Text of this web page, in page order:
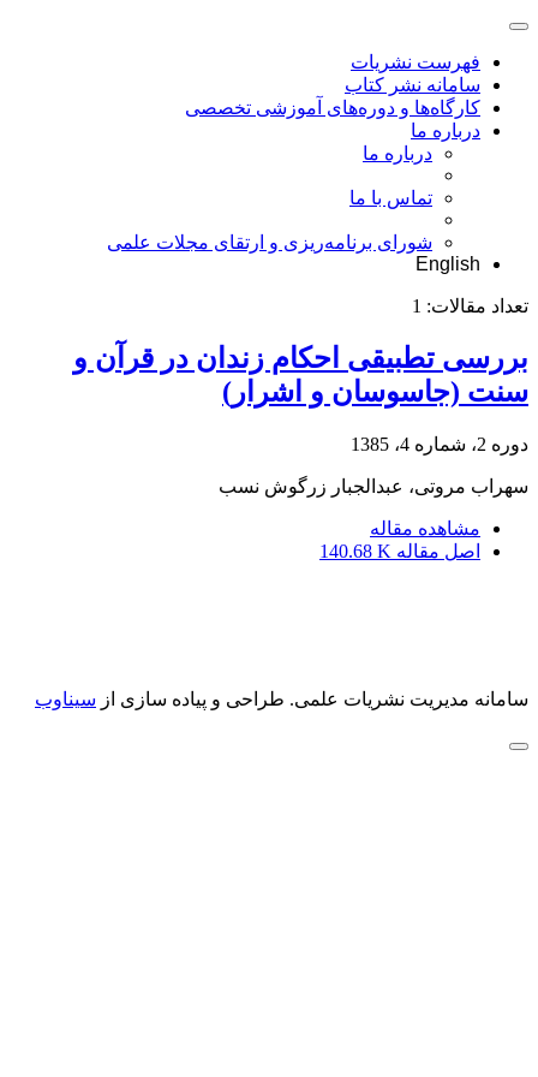
فهرست نشریات
سامانه نشر کتاب
کارگاه‌ها و دوره‌های آموزشی تخصصی
درباره ما
درباره ما
تماس با ما
شورای برنامه‌ریزی و ارتقای مجلات علمی
English
تعداد مقالات: 1
بررسی تطبیقی احکام زندان در قرآن و
سنت (جاسوسان و اشرار)
دوره 2، شماره 4، 1385
سهراب مروتی، عبدالجبار زرگوش نسب
مشاهده مقاله
اصل مقاله 140.68 K
سامانه مدیریت نشریات علمی. طراحی و پیاده سازی از سیناوب